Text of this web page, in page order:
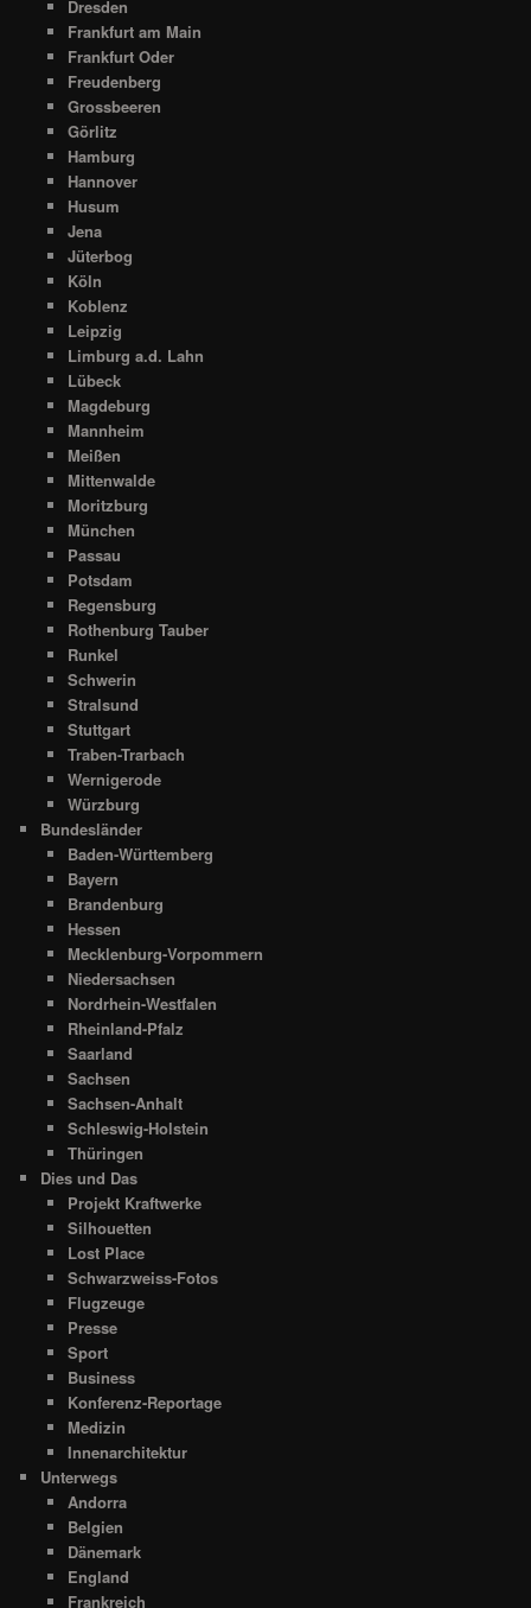
Dresden
Frankfurt am Main
Frankfurt Oder
Freudenberg
Grossbeeren
Görlitz
Hamburg
Hannover
Husum
Jena
Jüterbog
Köln
Koblenz
Leipzig
Limburg a.d. Lahn
Lübeck
Magdeburg
Mannheim
Meißen
Mittenwalde
Moritzburg
München
Passau
Potsdam
Regensburg
Rothenburg Tauber
Runkel
Schwerin
Stralsund
Stuttgart
Traben-Trarbach
Wernigerode
Würzburg
Bundesländer
Baden-Württemberg
Bayern
Brandenburg
Hessen
Mecklenburg-Vorpommern
Niedersachsen
Nordrhein-Westfalen
Rheinland-Pfalz
Saarland
Sachsen
Sachsen-Anhalt
Schleswig-Holstein
Thüringen
Dies und Das
Projekt Kraftwerke
Silhouetten
Lost Place
Schwarzweiss-Fotos
Flugzeuge
Presse
Sport
Business
Konferenz-Reportage
Medizin
Innenarchitektur
Unterwegs
Andorra
Belgien
Dänemark
England
Frankreich